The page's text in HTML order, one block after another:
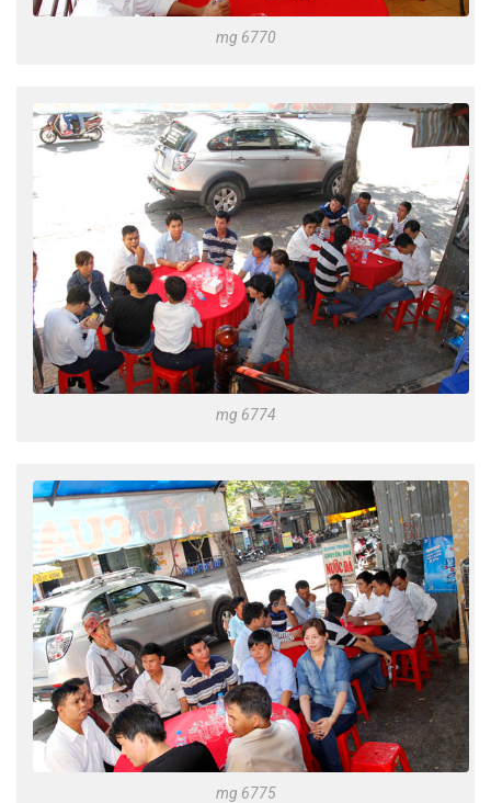
mg 6770
mg 6774
mg 6775